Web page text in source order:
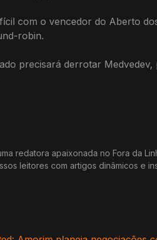
com o vencedor do Aberto
robin.
precisará derrotar
redatora apaixonada no Fora da
leitores com artigos dinâmicos e